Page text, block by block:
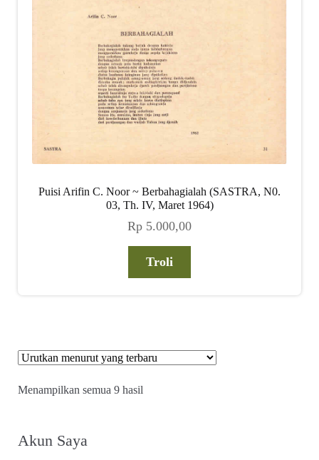
Puisi Arifin C. Noor ~ Berbahagialah (SASTRA, N0.
03, Th. IV, Maret 1964)
Rp 5.000,00
Troli
Menampilkan semua 9 hasil
Akun Saya